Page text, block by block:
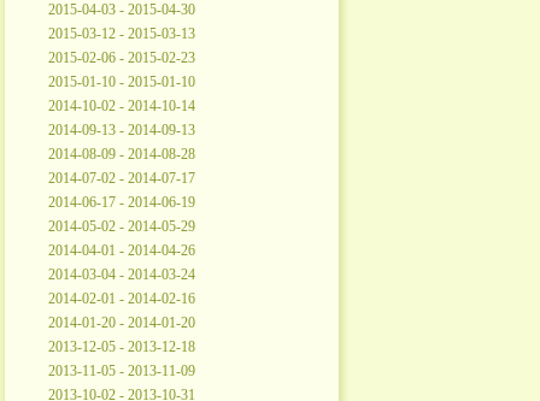
2015-04-03 - 2015-04-30
2015-03-12 - 2015-03-13
2015-02-06 - 2015-02-23
2015-01-10 - 2015-01-10
2014-10-02 - 2014-10-14
2014-09-13 - 2014-09-13
2014-08-09 - 2014-08-28
2014-07-02 - 2014-07-17
2014-06-17 - 2014-06-19
2014-05-02 - 2014-05-29
2014-04-01 - 2014-04-26
2014-03-04 - 2014-03-24
2014-02-01 - 2014-02-16
2014-01-20 - 2014-01-20
2013-12-05 - 2013-12-18
2013-11-05 - 2013-11-09
2013-10-02 - 2013-10-31